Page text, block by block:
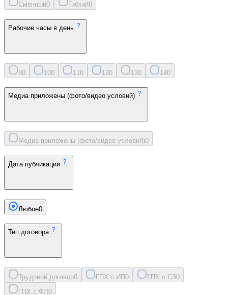
Сменный0 Гибкий0
Рабочие часы в день
80 100 11 0 120 130 140
Медиа приложены (фото/видео условий)
Медиа приложены (фото/видео условий)0
Дата публикации
Любое0
Тип договора
Трудовой договор0 ГПХ с ИП0 ГПХ с СЗ0
ГПХ с ФЛ 0